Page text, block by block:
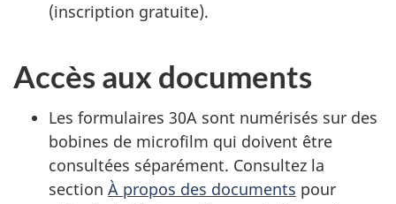
(inscription gratuite).
Accès aux documents
Les formulaires 30A sont numérisés sur des
bobines de microfilm qui doivent être
consultées séparément. Consultez la
section À propos des documents pour